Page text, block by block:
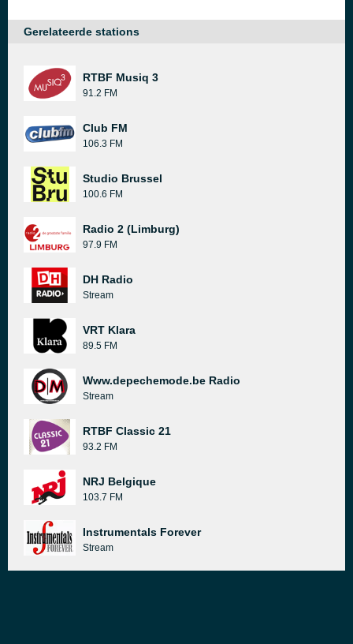
Gerelateerde stations
RTBF Musiq 3
91.2 FM
Club FM
106.3 FM
Studio Brussel
100.6 FM
Radio 2 (Limburg)
97.9 FM
DH Radio
Stream
VRT Klara
89.5 FM
Www.depechemode.be Radio
Stream
RTBF Classic 21
93.2 FM
NRJ Belgique
103.7 FM
Instrumentals Forever
Stream